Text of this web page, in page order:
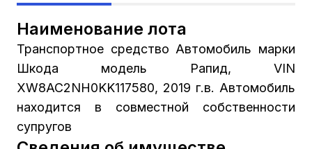
Наименование лота
Транспортное средство Автомобиль марки
Шкода модель Рапид, VIN
XW8AC2NH0KK117580, 2019 г.в. Автомобиль
находится в совместной собственности
супругов